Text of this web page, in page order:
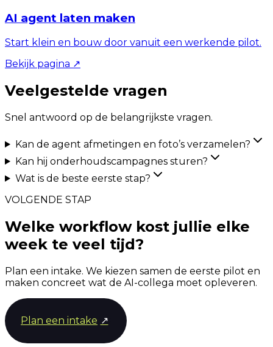
AI agent laten maken
Start klein en bouw door vanuit een werkende pilot.
Bekijk pagina ↗
Veelgestelde vragen
Snel antwoord op de belangrijkste vragen.
Kan de agent afmetingen en foto’s verzamelen?
Kan hij onderhoudscampagnes sturen?
Wat is de beste eerste stap?
VOLGENDE STAP
Welke workflow kost jullie elke
week te veel tijd?
Plan een intake. We kiezen samen de eerste pilot en
maken concreet wat de AI-collega moet opleveren.
Plan een intake ↗